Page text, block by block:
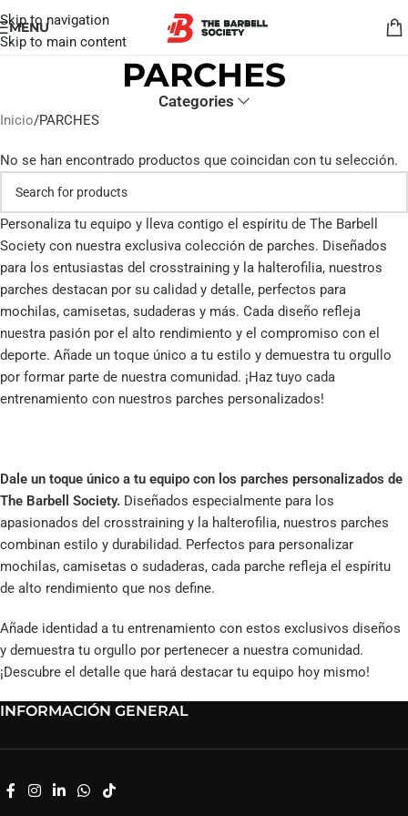
Skip to navigation
Skip to main content
MENU
PARCHES
Categories
Inicio PARCHES
No se han encontrado productos que coincidan con tu selección.
Personaliza tu equipo y lleva contigo el espíritu de The Barbell
Society con nuestra exclusiva colección de parches. Diseñados
para los entusiastas del crosstraining y la halterofilia, nuestros
parches destacan por su calidad y detalle, perfectos para
mochilas, camisetas, sudaderas y más. Cada diseño refleja
nuestra pasión por el alto rendimiento y el compromiso con el
deporte. Añade un toque único a tu estilo y demuestra tu orgullo
por formar parte de nuestra comunidad. ¡Haz tuyo cada
entrenamiento con nuestros parches personalizados!
Dale un toque único a tu equipo con los parches personalizados de
The Barbell Society. Diseñados especialmente para los
apasionados del crosstraining y la halterofilia, nuestros parches
combinan estilo y durabilidad. Perfectos para personalizar
mochilas, camisetas o sudaderas, cada parche refleja el espíritu
de alto rendimiento que nos define.
Añade identidad a tu entrenamiento con estos exclusivos diseños
y demuestra tu orgullo por pertenecer a nuestra comunidad.
¡Descubre el detalle que hará destacar tu equipo hoy mismo!
INFORMACIÓN GENERAL